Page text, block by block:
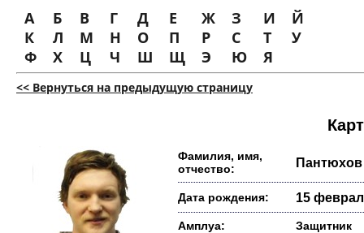
А Б В Г Д Е Ж З И
Й
К
Л М Н О П Р С Т
У
Ф
Х Ц Ч Ш Щ Э Ю Я
<< Вернуться на предыдущую страницу
Фамилия, имя,
отчество:
Дата рождения: 15
Амплуа: Защитник